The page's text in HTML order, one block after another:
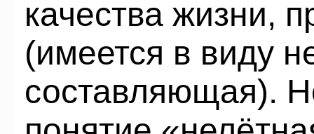
качества жизни,
(имеется в виду
составляющая).